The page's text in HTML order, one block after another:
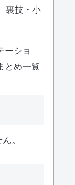
裏技・小
ーショ
とめ一覧
。